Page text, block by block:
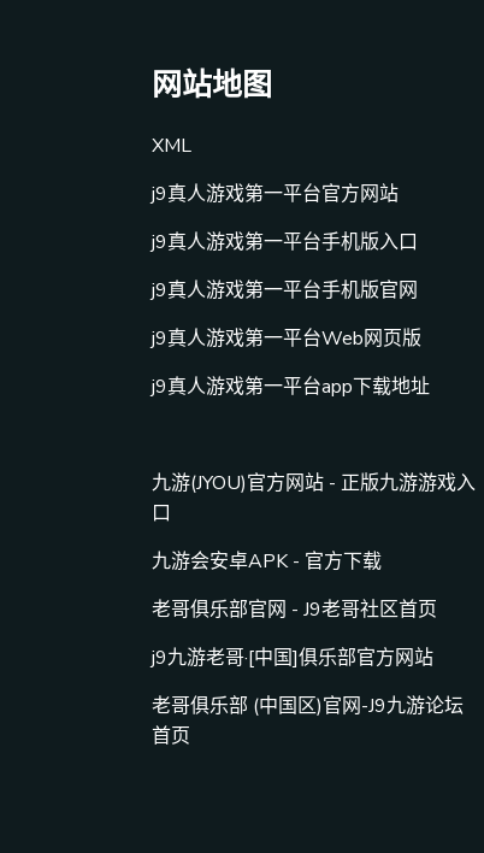
网站地图
XML
j9真人游戏第一平台官方网站
j9真人游戏第一平台手机版入口
j9真人游戏第一平台手机版官网
j9真人游戏第一平台Web网页版
j9真人游戏第一平台app下载地址
九游(JYOU)官方网站 - 正版九游游戏入
口
九游会安卓APK - 官方下载
老哥俱乐部官网 - J9老哥社区首页
j9九游老哥·[中国]俱乐部官方网站
老哥俱乐部 (中国区)官网-J9九游论坛
首页